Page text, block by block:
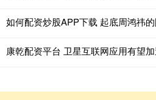
如何配资炒股APP下载 起底周鸿祎
康乾配资平台 卫星互联网应用有望